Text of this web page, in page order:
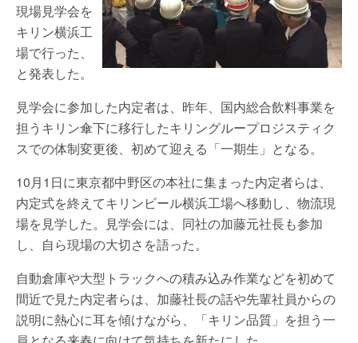
現場見学会を
キリン横浜工
場で行った、
と発表した。
見学会に参加した内定者は、昨年、国内総合飲料事業を
担うキリン傘下に移行したキリングループロジスティク
スでの体制変更後、初めて迎える「一期生」となる。
10月1日に東京都中野区の本社に集まった内定者らは、
内定式を終えてキリンビール横浜工場へ移動し、物流現
場を見学した。見学会には、同社の加藤元社長も参加
し、自ら現場の大切さを語った。
自動倉庫や大型トラックへの積み込み作業などを初めて
間近で見た内定者らは、加藤社長の話や先輩社員からの
説明に熱心に耳を傾けながら、「キリン品質」を担う一